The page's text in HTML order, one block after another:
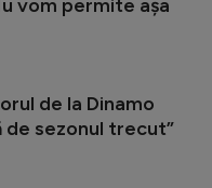
vom permite așa
de la Dinamo
de sezonul trecut”